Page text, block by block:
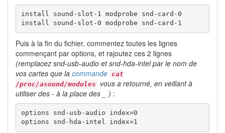
install sound-slot-1 modprobe snd-card-0
install sound-slot-0 modprobe snd-card-1
Puis à la fin du fichier, commentez toutes les lignes
commençant par options, et rajoutez ces 2 lignes
(remplacez snd-usb-audio et snd-hda-intel par le nom de
vos cartes que la commande cat
/proc/asound/modules
vous a retourné, en veillant à
utiliser des - à la place des _ ) :
options snd-usb-audio index=0
options snd-hda-intel index=1